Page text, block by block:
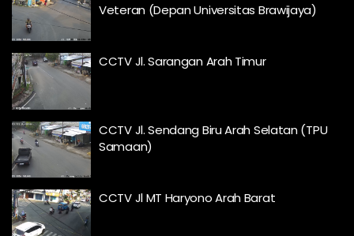
Veteran (Depan Universitas Brawijaya)
CCTV Jl. Sarangan Arah Timur
CCTV Jl. Sendang Biru Arah Selatan (TPU
Samaan)
CCTV Jl MT Haryono Arah Barat